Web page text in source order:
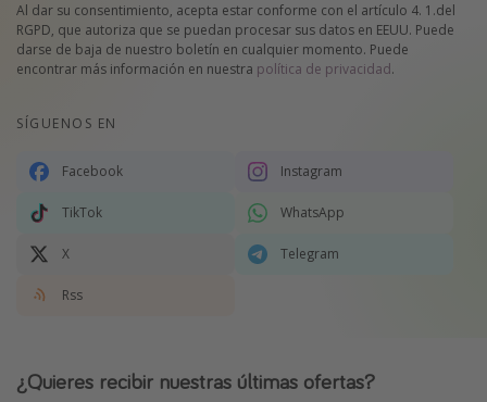
Al dar su consentimiento, acepta estar conforme con el artículo 4. 1.del
RGPD, que autoriza que se puedan procesar sus datos en EEUU. Puede
darse de baja de nuestro boletín en cualquier momento. Puede
encontrar más información en nuestra política de privacidad.
SÍGUENOS EN
Facebook Instagram
TikTok WhatsApp
X Telegram
Rss
¿Quieres recibir nuestras últimas ofertas?